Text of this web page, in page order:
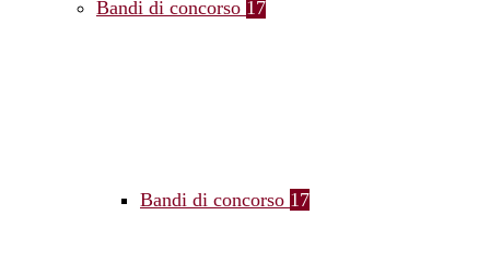
Bandi di concorso 17
Bandi di concorso 17